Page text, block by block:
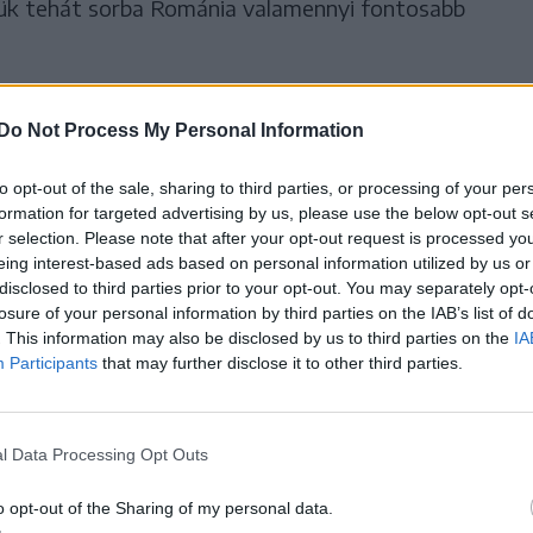
Do Not Process My Personal Information
opt-out of the sale, sharing to third parties, or processing of your
for targeted advertising by us, please use the below opt-out
selection. Please note that after your opt-out request is processed
interest-based ads based on personal information utilized by us
to third parties prior to your opt-out. You may separately
of your personal information by third parties on the IAB’s list of
This information may also be disclosed by us to third parties on the
Participants that may further disclose it to other third parties.
Data Processing Opt Outs
opt-out of the Sharing of my personal data.
tehát sorba Románia valamennyi fontosabb
2010 és 2023 közt nagyot fejlődött: 8
a magyarországinál gyorsabb ütemű
ez idő alatt Magyarország duplázott, ám
ről az éves bruttó átlagbér elérte a 19 033
jobb a magyarnál.
csoda itt még nem áll meg,
előnyünk volt, az
pedig messze a
2025-re mind a kettőben a